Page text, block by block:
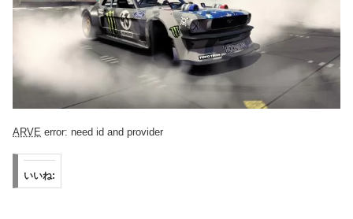
ARVE error: need id and provider
いいね: